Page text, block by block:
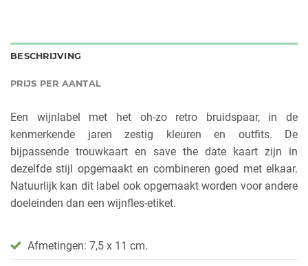
BESCHRIJVING
PRIJS PER AANTAL
Een wijnlabel met het oh-zo retro bruidspaar, in de
kenmerkende jaren zestig kleuren en outfits. De
bijpassende trouwkaart en save the date kaart zijn in
dezelfde stijl opgemaakt en combineren goed met elkaar.
Natuurlijk kan dit label ook opgemaakt worden voor andere
doeleinden dan een wijnfles-etiket.
Afmetingen: 7,5 x 11 cm.